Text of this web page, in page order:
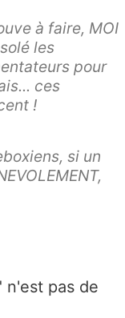
à faire, MOI
les
pour
ces
!
si un
n'est pas de